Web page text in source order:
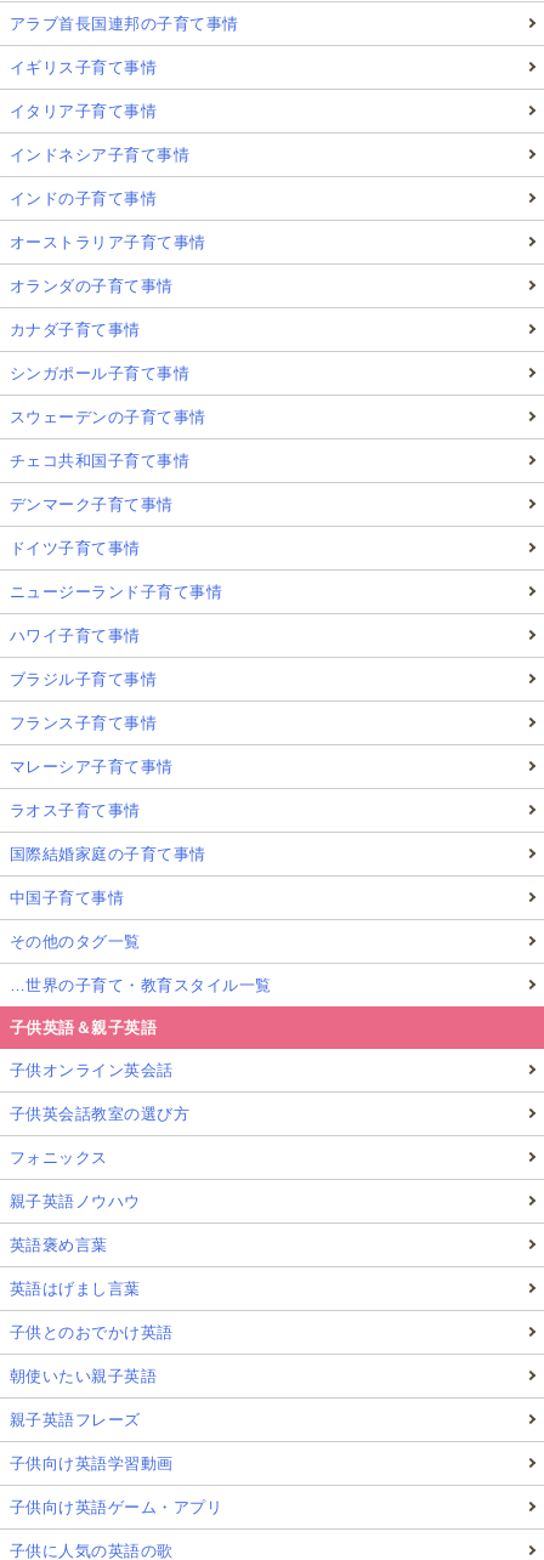
アラブ首長国連邦の子育て事情
イギリス子育て事情
イタリア子育て事情
インドネシア子育て事情
インドの子育て事情
オーストラリア子育て事情
オランダの子育て事情
カナダ子育て事情
シンガポール子育て事情
スウェーデンの子育て事情
チェコ共和国子育て事情
デンマーク子育て事情
ドイツ子育て事情
ニュージーランド子育て事情
ハワイ子育て事情
ブラジル子育て事情
フランス子育て事情
マレーシア子育て事情
ラオス子育て事情
国際結婚家庭の子育て事情
中国子育て事情
その他のタグ一覧
…世界の子育て・教育スタイル一覧
子供英語＆親子英語
子供オンライン英会話
子供英会話教室の選び方
フォニックス
親子英語ノウハウ
英語褒め言葉
英語はげまし言葉
子供とのおでかけ英語
朝使いたい親子英語
親子英語フレーズ
子供向け英語学習動画
子供向け英語ゲーム・アプリ
子供に人気の英語の歌